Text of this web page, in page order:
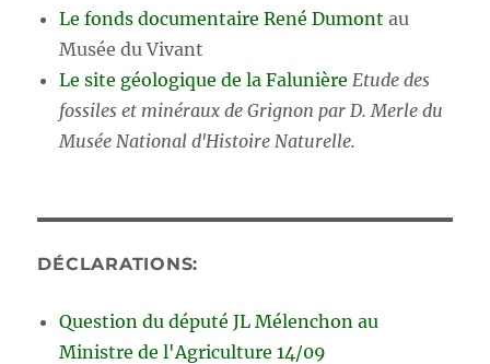
Le fonds documentaire René Dumont au
Musée du Vivant
Le site géologique de la Falunière Etude des
fossiles et minéraux de Grignon par D. Merle du
Musée National d'Histoire Naturelle.
DÉCLARATIONS:
Question du député JL Mélenchon au
Ministre de l'Agriculture 14/09